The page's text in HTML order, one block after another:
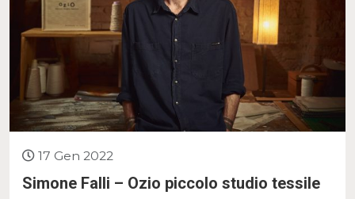
17 Gen 2022
Simone Falli – Ozio piccolo studio tessile